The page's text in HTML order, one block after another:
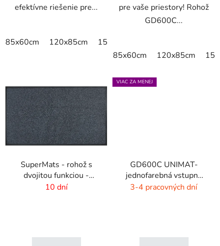
efektívne riešenie pre...
85x60cm 120x85cm 150x85cm
pre vaše priestory! Rohož
GD600C...
85x60cm 120x85cm
SuperMats - rohož s
dvojitou funkciou -
zoškrabanie a utretie
10 dní
VIAC ZA MENEJ
GD600C UNIMAT-
jednofarebná vstupná
rohož- žiarivé farby
3-4 pracovných dní